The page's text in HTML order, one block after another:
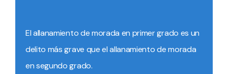
El allanamiento de morada en primer grado es un
delito más grave que el allanamiento de morada
en segundo grado.